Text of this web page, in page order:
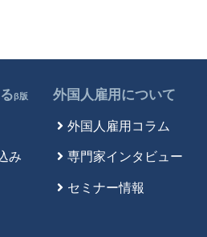
β版
み
外国人雇用について
外国人雇用コラム
専門家インタビュー
セミナー情報